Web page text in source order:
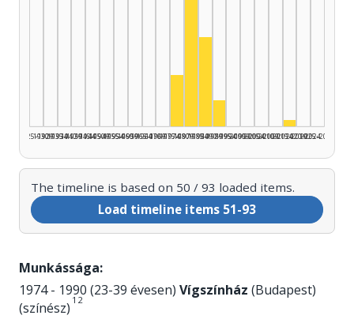
1925–1929
1930–1934
1935–1939
1940–1944
1945–1949
1950–1954
1955–1959
1960–1964
1965–1969
1970–1974
1975–1979
1980–1984
1985–1989
Actor, 1990–1994: 4
1990–1994
1995–1999
2000–2004
2005–2009
2010–2014Actor,
2015–2019
2020–2024
2025–2026
The timeline is based on 50 / 93 loaded items.
Load timeline items 51-93
Munkássága:
1974 - 1990 (23-39 évesen) Vígszínház (Budapest)
(színész) 1 2